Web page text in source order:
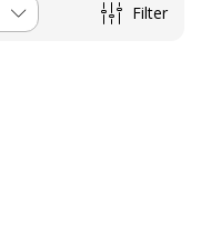
Filter